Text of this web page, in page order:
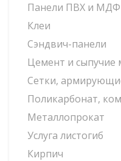
Панели ПВХ и МДФ
Клеи
Сэндвич-панели
Цемент и сыпучие
Сетки,
Поликарбонат,
Металлопрокат
Услуга листогиб
Кирпич